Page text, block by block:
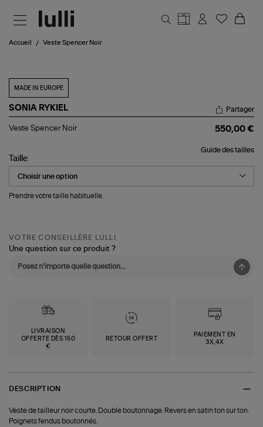
Accueil Veste Spencer Noir
MADE IN EUROPE
SONIA RYKIEL
Veste
Partager
Veste Spencer Noir 550,00 €
Guide des tailles
Taille
Prendre votre taille habituelle.
VOTRE CONSEILLÈRE LULLI
Une question sur ce produit ?
LIVRAISON
OFFERTE DÈS 150
€
RETOUR OFFERT
PAIEMENT EN
3X,4X
DESCRIPTION
Veste de tailleur noir courte. Double boutonnage. Revers en satin ton sur ton.
Poignets fendus boutonnés.